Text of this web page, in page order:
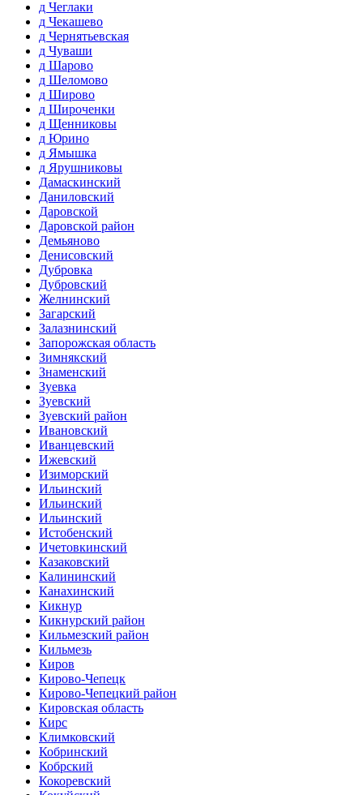
д Чеглаки
д Чекашево
д Чернятьевская
д Чуваши
д Шарово
д Шеломово
д Широво
д Широченки
д Щенниковы
д Юрино
д Ямышка
д Ярушниковы
Дамаскинский
Даниловский
Даровской
Даровской район
Демьяново
Денисовский
Дубровка
Дубровский
Желнинский
Загарский
Залазнинский
Запорожская область
Зимнякский
Знаменский
Зуевка
Зуевский
Зуевский район
Ивановский
Иванцевский
Ижевский
Изиморский
Ильинский
Ильинский
Ильинский
Истобенский
Ичетовкинский
Казаковский
Калининский
Канахинский
Кикнур
Кикнурский район
Кильмезский район
Кильмезь
Киров
Кирово-Чепецк
Кирово-Чепецкий район
Кировская область
Кирс
Климковский
Кобринский
Кобрский
Кокоревский